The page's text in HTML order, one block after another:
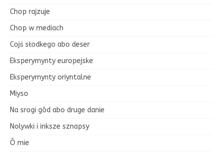
Chop rajzuje
Chop w mediach
Cojś słodkego abo deser
Eksperymynty europejske
Eksperymynty oriyntalne
Miyso
Na srogi gōd abo druge danie
Nolywki i inksze sznapsy
Ō mie